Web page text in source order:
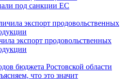
под санкции ЕС
экспорт продовольственных